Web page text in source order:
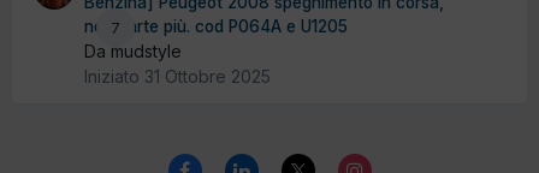
7
non parte più. cod P064A e U1205
Da mudstyle
Iniziato 31 Ottobre 2025